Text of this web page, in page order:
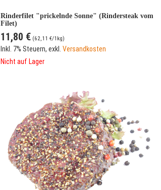
Rinderfilet "prickelnde Sonne" (Rindersteak vom
Filet)
11,80 € (62,11 €/1kg)
Inkl. 7% Steuern,exkl.Versandkosten
Nicht auf Lager